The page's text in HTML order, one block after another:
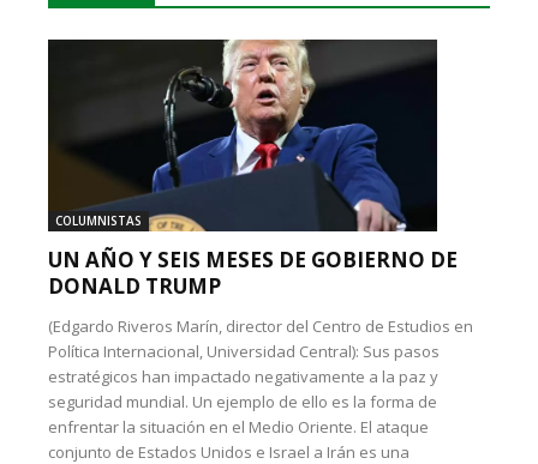
COLUMNISTAS
UN AÑO Y SEIS MESES DE GOBIERNO DE
DONALD TRUMP
(Edgardo Riveros Marín, director del Centro de Estudios en
Política Internacional, Universidad Central): Sus pasos
estratégicos han impactado negativamente a la paz y
seguridad mundial. Un ejemplo de ello es la forma de
enfrentar la situación en el Medio Oriente. El ataque
conjunto de Estados Unidos e Israel a Irán es una